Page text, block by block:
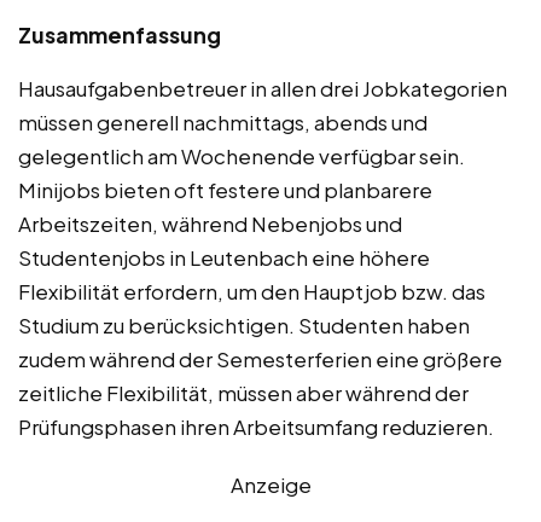
Zusammenfassung
Hausaufgabenbetreuer in allen drei Jobkategorien
müssen generell nachmittags, abends und
gelegentlich am Wochenende verfügbar sein.
Minijobs bieten oft festere und planbarere
Arbeitszeiten, während Nebenjobs und
Studentenjobs in Leutenbach eine höhere
Flexibilität erfordern, um den Hauptjob bzw. das
Studium zu berücksichtigen. Studenten haben
zudem während der Semesterferien eine größere
zeitliche Flexibilität, müssen aber während der
Prüfungsphasen ihren Arbeitsumfang reduzieren.
Anzeige